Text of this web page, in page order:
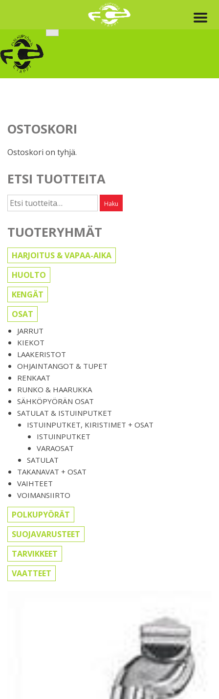
content
OSTOSKORI
Ostoskori on tyhjä.
ETSI TUOTTEITA
Etsi: Haku
TUOTERYHMÄT
HARJOITUS & VAPAA-AIKA
HUOLTO
KENGÄT
OSAT
JARRUT
KIEKOT
LAAKERISTOT
OHJAINTANGOT & TUPET
RENKAAT
RUNKO & HAARUKKA
SÄHKÖPYÖRÄN OSAT
SATULAT & ISTUINPUTKET
ISTUINPUTKET, KIRISTIMET + OSAT
ISTUINPUTKET
VARAOSAT
SATULAT
TAKANAVAT + OSAT
VAIHTEET
VOIMANSIIRTO
POLKUPYÖRÄT
SUOJAVARUSTEET
TARVIKKEET
VAATTEET